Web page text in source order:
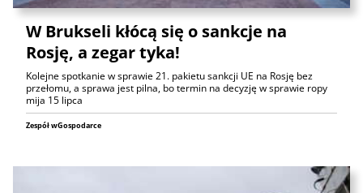
W Brukseli kłócą się o sankcje na
Rosję, a zegar tyka!
Kolejne spotkanie w sprawie 21. pakietu sankcji UE na Rosję bez
przełomu, a sprawa jest pilna, bo termin na decyzję w sprawie ropy
mija 15 lipca
Zespół wGospodarce